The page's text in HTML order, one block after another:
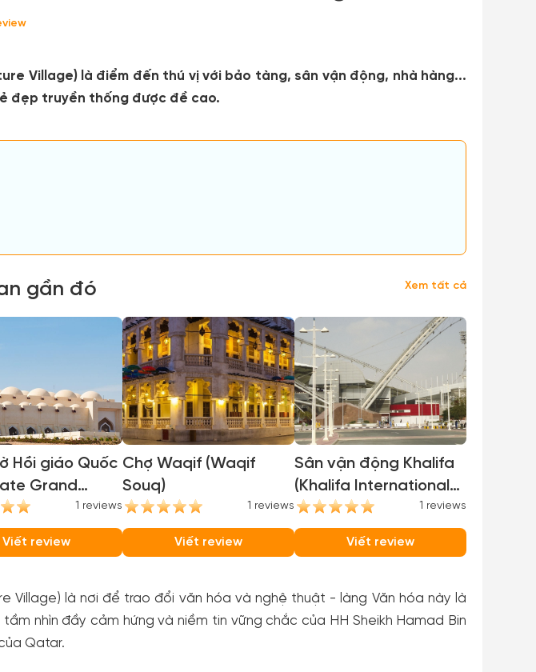
Village) là điểm đến thú vị với bảo tàng, sân vận động, nhà hàng...
đẹp truyền thống được đề cao.
gần đó Xem tất cả
Hồi giáo Quốc
Grand
1 reviews
Viết review
Chợ Waqif (Waqif
Souq)
1 reviews
Viết review
Sân vận động Khalifa
(Khalifa International
Stadium)
1 reviews
Viết review
Village) là nơi để trao đổi văn hóa và nghệ thuật - làng Văn hóa này là
nhìn đầy cảm hứng và niềm tin vững chắc của HH Sheikh Hamad Bin
Qatar.